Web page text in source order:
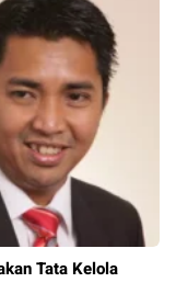
Tata Kelola